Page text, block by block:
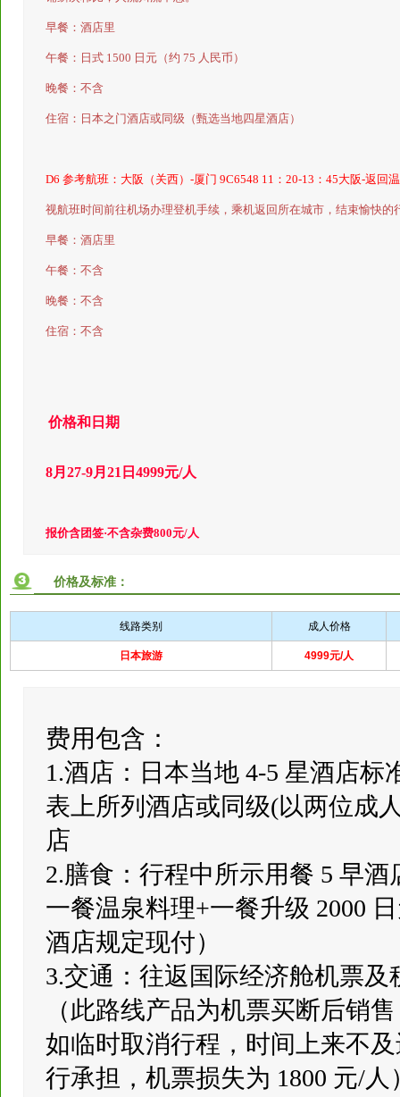
早餐：酒店里
午餐：日式 1500 日元（约 75 人民币）
晚餐：不含
住宿：日本之门酒店或同级（甄选当地四星酒店）
D6 参考航班：大阪（关西） -厦门 9C6548 11 ： 20-13 ： 45大阪-返回
视航班时间前往机场办理登机手续，乘机返回所在城市，结束愉快的
早餐：酒店里
午餐：不含
晚餐：不含
住宿：不含
价格和日期
8月27-9月21日4999元/人
报价含团签·不含杂费800元/人
价格及标准：
线路类别 成人价格
日本旅游 4999元/人
费用包含：
1.酒店：日本当地 4-5 星酒店
表上所列酒店或同级(以两位成
店
2.膳食：行程中所示用餐 5 早
一餐温泉料理+一餐升级 2000
酒店规定现付）
3.交通：往返国际经济舱机票
（此路线产品为机票买断后销
如临时取消行程，时间上来不
行承担，机票损失为 1800 元/人